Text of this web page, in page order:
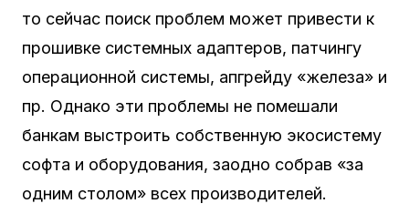
то сейчас поиск проблем может привести к
прошивке системных адаптеров, патчингу
операционной системы, апгрейду «железа» и
пр. Однако эти проблемы не помешали
банкам выстроить собственную экосистему
софта и оборудования, заодно собрав «за
одним столом» всех производителей.